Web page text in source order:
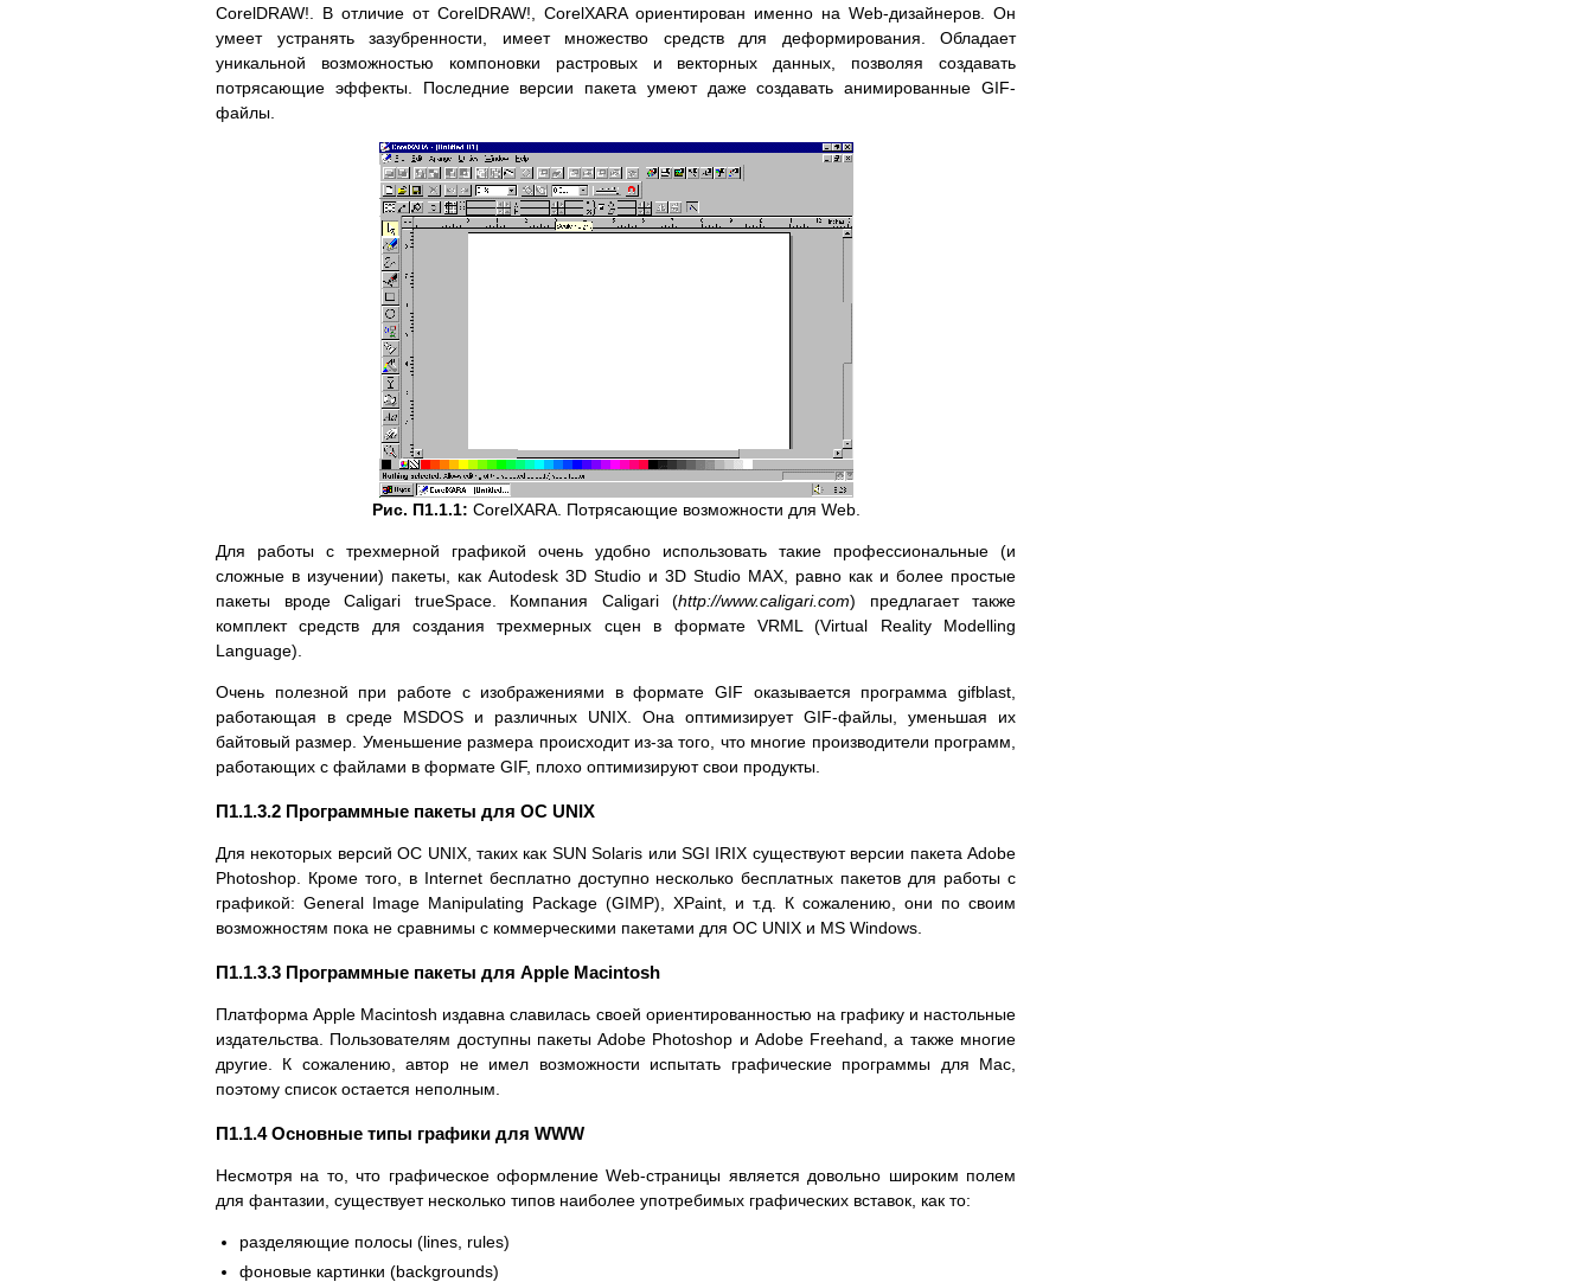
CorelDRAW!. В отличие от CorelDRAW!, CorelXARA ориентирован именно на Web-дизайнеров. Он
умеет устранять зазубренности, имеет множество средств для деформирования. Обладает
уникальной возможностью компоновки растровых и векторных данных, позволяя создавать
потрясающие эффекты. Последние версии пакета умеют даже создавать анимированные GIF-
файлы.
Рис. П1.1.1: CorelXARA. Потрясающие возможности для Web.
Для работы с трехмерной графикой очень удобно использовать такие профессиональные (и
сложные в изучении) пакеты, как Autodesk 3D Studio и 3D Studio MAX, равно как и более простые
пакеты вроде Caligari trueSpace. Компания Caligari (http://www.caligari.com) предлагает также
комплект средств для создания трехмерных сцен в формате VRML (Virtual Reality Modelling
Language).
Очень полезной при работе с изображениями в формате GIF оказывается программа gifblast,
работающая в среде MSDOS и различных UNIX. Она оптимизирует GIF-файлы, уменьшая их
байтовый размер. Уменьшение размера происходит из-за того, что многие производители программ,
работающих с файлами в формате GIF, плохо оптимизируют свои продукты.
П1.1.3.2 Программные пакеты для ОС UNIX
Для некоторых версий ОС UNIX, таких как SUN Solaris или SGI IRIX существуют версии пакета Adobe
Photoshop. Кроме того, в Internet бесплатно доступно несколько бесплатных пакетов для работы с
графикой: General Image Manipulating Package (GIMP), XPaint, и т.д. К сожалению, они по своим
возможностям пока не сравнимы с коммерческими пакетами для ОС UNIX и MS Windows.
П1.1.3.3 Программные пакеты для Apple Macintosh
Платформа Apple Macintosh издавна славилась своей ориентированностью на графику и настольные
издательства. Пользователям доступны пакеты Adobe Photoshop и Adobe Freehand, а также многие
другие. К сожалению, автор не имел возможности испытать графические программы для Mac,
поэтому список остается неполным.
П1.1.4 Основные типы графики для WWW
Несмотря на то, что графическое оформление Web-страницы является довольно широким полем
для фантазии, существует несколько типов наиболее употребимых графических вставок, как то:
разделяющие полосы (lines, rules)
фоновые картинки (backgrounds)